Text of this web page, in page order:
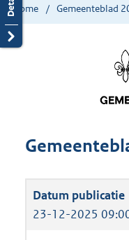
Home Gemeenteblad
23-12-2025